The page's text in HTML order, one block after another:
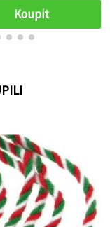
dřevo, balení
50 ks
Koupit